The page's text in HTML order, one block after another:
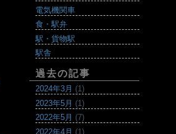
電気機関車
食・駅弁
駅・貨物駅
駅舎
過去の記事
2024年3月 (1)
2023年5月 (1)
2022年5月 (7)
2022年4月 (1)